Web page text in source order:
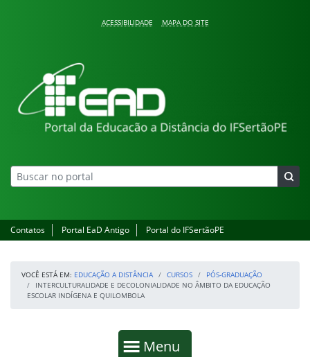
ACESSIBILIDADE MAPA DO SITE
Educação a Distância
Contatos Portal EaD Antigo Portal do IFSertãoPE
VOCÊ ESTÁ EM: EDUCAÇÃO A DISTÂNCIA CURSOS
PÓS-GRADUAÇÃO
INTERCULTURALIDADE E DECOLONIALIDADE NO ÂMBITO DA EDUCAÇÃO
ESCOLAR INDÍGENA E QUILOMBOLA
Mostrar
Menu